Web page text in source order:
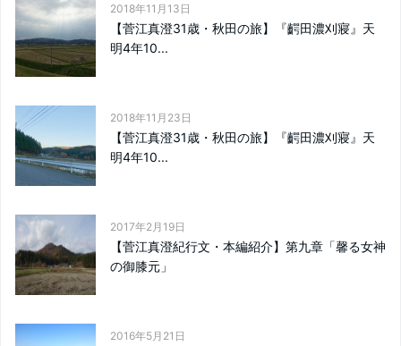
2018年11月13日
【菅江真澄31歳・秋田の旅】『齶田濃刈寢』天
明4年10...
2018年11月23日
【菅江真澄31歳・秋田の旅】『齶田濃刈寢』天
明4年10...
2017年2月19日
【菅江真澄紀行文・本編紹介】第九章「馨る女神
の御膝元」
2016年5月21日